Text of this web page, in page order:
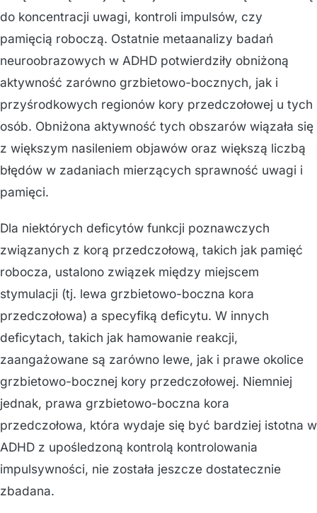
do koncentracji uwagi, kontroli impulsów, czy
pamięcią roboczą. Ostatnie metaanalizy badań
neuroobrazowych w ADHD potwierdziły obniżoną
aktywność zarówno grzbietowo-bocznych, jak i
przyśrodkowych regionów kory przedczołowej u tych
osób. Obniżona aktywność tych obszarów wiązała się
z większym nasileniem objawów oraz większą liczbą
błędów w zadaniach mierzących sprawność uwagi i
pamięci.
Dla niektórych deficytów funkcji poznawczych
związanych z korą przedczołową, takich jak pamięć
robocza, ustalono związek między miejscem
stymulacji (tj. lewa grzbietowo-boczna kora
przedczołowa) a specyfiką deficytu. W innych
deficytach, takich jak hamowanie reakcji,
zaangażowane są zarówno lewe, jak i prawe okolice
grzbietowo-bocznej kory przedczołowej. Niemniej
jednak, prawa grzbietowo-boczna kora
przedczołowa, która wydaje się być bardziej istotna w
ADHD z upośledzoną kontrolą kontrolowania
impulsywności, nie została jeszcze dostatecznie
zbadana.